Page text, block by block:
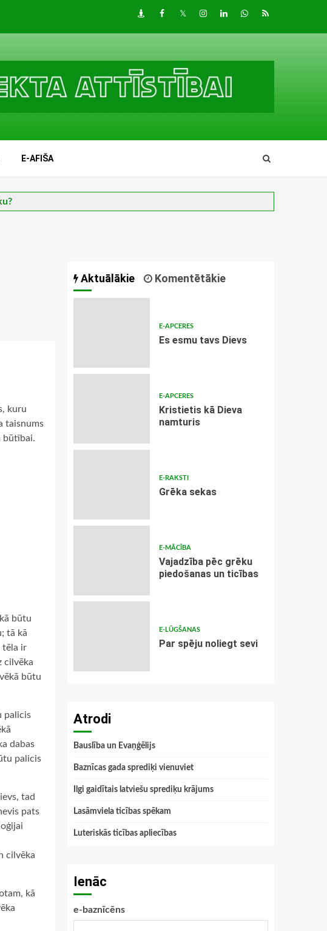
DraugiemFacebook
TwitterInstagram
LinkedInwhatsapp
RSS
E-AFIŠA
kuru
taisnums
būtībai.
būtu
tā kā
tēla ir
cilvēka
būtu
palicis
dabas
palicis
tad
pats
cilvēka
kā
Aktuālākie Komentētākie
E-APCERES
Es esmu tavs Dievs
E-APCERES
Kristietis kā Dieva
namturis
E-RAKSTI
Grēka sekas
E-MĀCĪBA
Vajadzība pēc grēku
piedošanas un ticības
E-LŪGŠANAS
Par spēju noliegt sevi
Atrodi
Bauslība un Evaņģēlijs
Baznīcas gada sprediķi vienuviet
Ilgi gaidītais latviešu sprediķu krājums
Lasāmviela ticības spēkam
Luteriskās ticības apliecības
Ienāc
e-baznīcēns